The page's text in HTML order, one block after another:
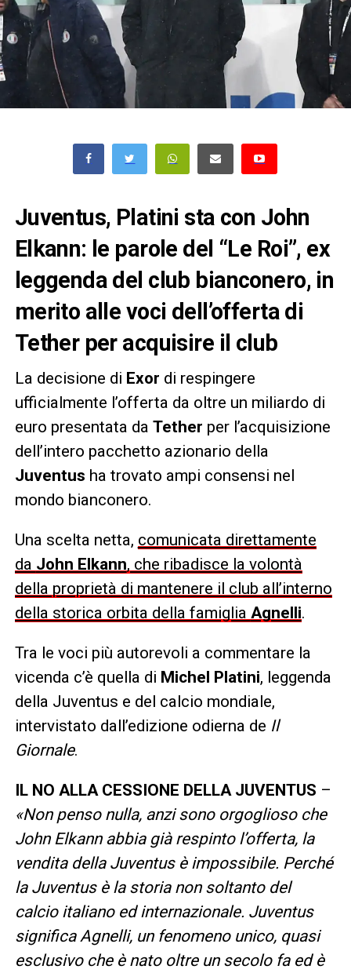
Juventus, Platini sta con John
Elkann: le parole del “Le Roi”, ex
leggenda del club bianconero, in
merito alle voci dell’offerta di
Tether per acquisire il club
La decisione di Exor di respingere
ufficialmente l’offerta da oltre un miliardo di
euro presentata da Tether per l’acquisizione
dell’intero pacchetto azionario della
Juventus ha trovato ampi consensi nel
mondo bianconero.
Una scelta netta, comunicata direttamente
da John Elkann, che ribadisce la volontà
della proprietà di mantenere il club all’interno
della storica orbita della famiglia Agnelli.
Tra le voci più autorevoli a commentare la
vicenda c’è quella di Michel Platini, leggenda
della Juventus e del calcio mondiale,
intervistato dall’edizione odierna de Il
Giornale.
IL NO ALLA CESSIONE DELLA JUVENTUS –
«Non penso nulla, anzi sono orgoglioso che
John Elkann abbia già respinto l’offerta, la
vendita della Juventus è impossibile. Perché
la Juventus è la storia non soltanto del
calcio italiano ed internazionale. Juventus
significa Agnelli, un fenomeno unico, quasi
esclusivo che è nato oltre un secolo fa ed è